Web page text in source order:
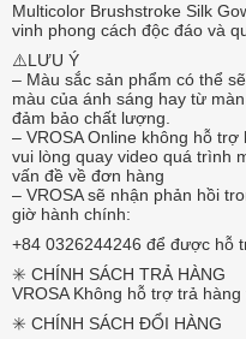
Multicolor Brushstroke Silk
vinh phong cách độc đáo và
⚠️LƯU Ý
– Màu sắc sản phẩm có thể
màu của ánh sáng hay từ
đảm bảo chất lượng.
– VROSA Online không hỗ
vui lòng quay video quá trình
vấn đề về đơn hàng
– VROSA sẽ nhận phản hồi
giờ hành chính:
+84 0326244246 để được hỗ
✳️ CHÍNH SÁCH TRẢ HÀNG
VROSA Không hỗ trợ trả
✳️ CHÍNH SÁCH ĐỔI HÀNG